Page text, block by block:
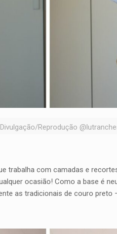
Divulgação/Reprodução
trabalha com camadas e
ocasião! Como a base é
as tradicionais de couro